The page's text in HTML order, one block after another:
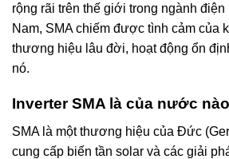
rộng rãi trên thế giới trong ngành
Nam, SMA chiếm được tình cảm của
thương hiệu lâu đời, hoạt động ổn
nó.
Inverter SMA là của nước
SMA là một thương hiệu của Đức
cung cấp biến tần solar và các giải